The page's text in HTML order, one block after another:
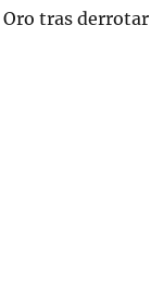
tras derrotar